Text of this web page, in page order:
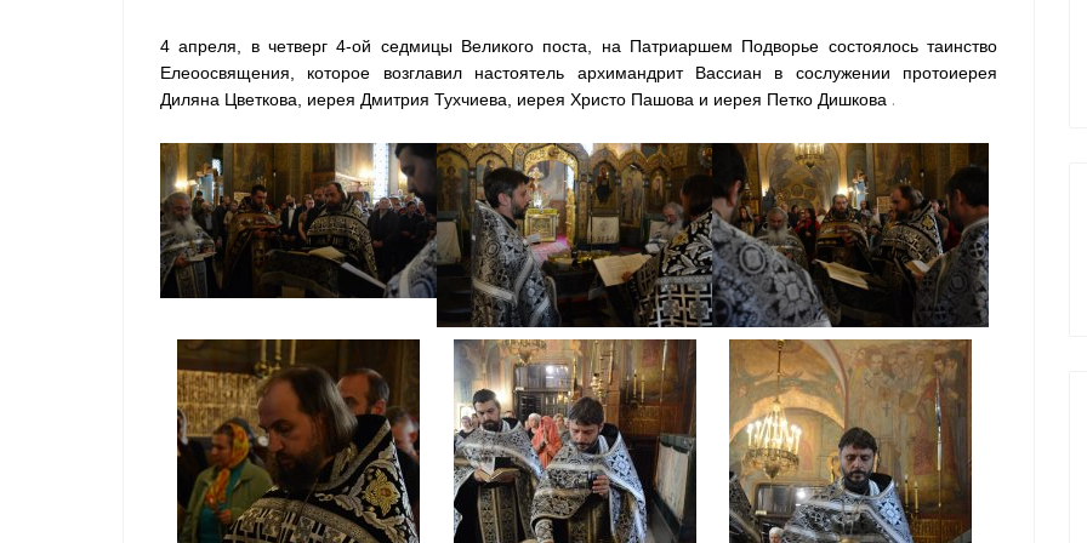
4 апреля, в четверг 4-ой седмицы Великого поста, на Патриаршем Подворье состоялось таинство
Елеоосвящения, которое возглавил настоятель архимандрит Вассиан в сослужении протоиерея
Диляна Цветкова, иерея Дмитрия Тухчиева, иерея Христо Пашова и иерея Петко Дишкова .